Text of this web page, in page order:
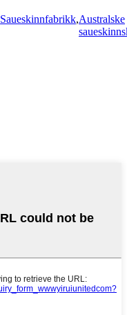
Saueskinnfabrikk,Australske